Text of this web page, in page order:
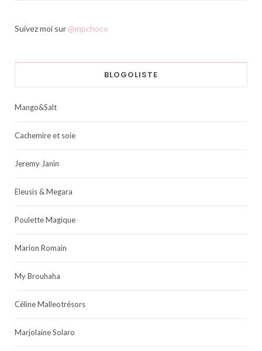
Suivez moi sur @mpchoco
BLOGOLISTE
Mango&Salt
Cachemire et soie
Jeremy Janin
Eleusis & Megara
Poulette Magique
Marion Romain
My Brouhaha
Céline Malleotrésors
Marjolaine Solaro